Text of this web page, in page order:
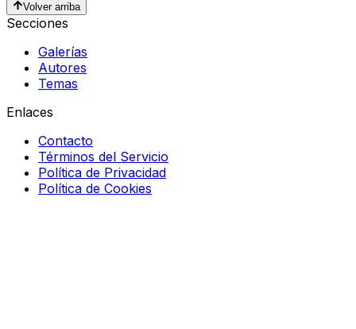
Volver arriba
Secciones
Galerías
Autores
Temas
Enlaces
Contacto
Términos del Servicio
Política de Privacidad
Política de Cookies